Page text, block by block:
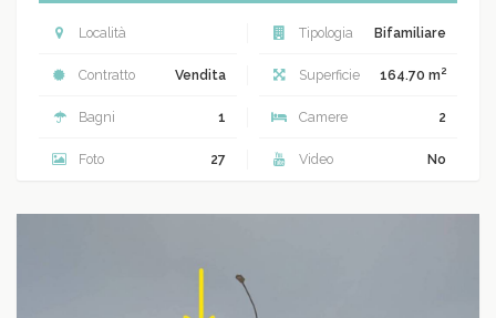
Località Tipologia Bifamiliare
Contratto Vendita Superficie 164.70 m2
Bagni 1 Camere 2
Foto 27 Video No